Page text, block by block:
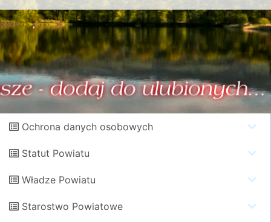
Ochrona danych osobowych
Statut Powiatu
Władze Powiatu
Starostwo Powiatowe